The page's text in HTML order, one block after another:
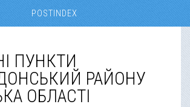
ПУНКТИ
РАЙОНУ
ОБЛАСТІ
POSTINDEX